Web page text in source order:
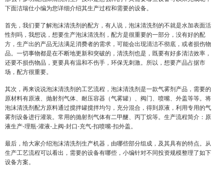
下面洁瑞仕小编为您详细介绍其生产过程和需要的设备。
首先，我们要了解泡沫清洗剂的配方，有人说，泡沫清洗剂的不就是水加表面活
性剂吗，我想说，想要生产泡沫清洗剂，配方是很重要的一部分，没有好的配
方，生产出的产品无法满足消费者的需求，可能会出现清洁不彻底，或者损伤物
品。一切事物都是在不断地更新和突破的，清洗剂也是，既要有好多清洁效率，
还要不损伤物品，更要具有温和不伤手，环保无刺激。所以，想要产品占据市
场，配方很重要。
其次，再来说说泡沫清洗剂的工艺流程，泡沫清洗剂是一款气雾剂产品，需要的
原材料有原液、抛射剂气体、耐压容器（气雾罐）、阀门、喷嘴、外盖等等。将
泡沫清洗剂配方原料通过搅拌罐搅拌均匀，充分混合，得到原液，利用专用的气
雾剂设备进行灌装。常用的抛射剂气体有二甲醚、丙丁烷等。生产流程简介：原
液生产-理瓶-灌液-上阀-封口-充气-扣喷嘴-扣外盖。
最后，给大家介绍泡沫清洗剂生产机器，由哪些部分组成，及其具有的特点。从
生产工艺流程可以看出，需要的设备有哪些，小编针对不同投资规模整理了如下
设备方案。